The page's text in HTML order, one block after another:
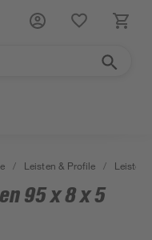
/ Leisten & Profile / Leisten
95 x 8 x 5